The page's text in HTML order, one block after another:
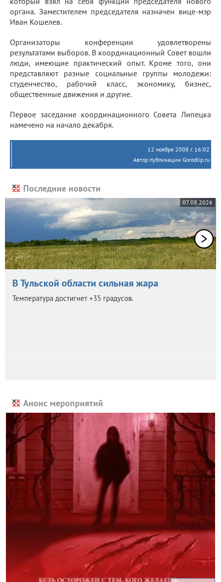
органа. Заместителем председателя назначен вице-мэр
Иван Кошелев.
Организаторы конференции удовлетворены
результатами выборов. В координационный Совет вошли
люди, имеющие практический опыт. Кроме того, они
представляют разные социальные группы молодежи:
студенчество, рабочий класс, экономику, бизнес,
общественные движения и другие.
Первое заседание координационного Совета Липецка
намечено на начало декабря.
12 ноября 2008 г. 16:02
Автор публикации Gorodlip.ru
Последние новости
07.08.2026
В Тульской области сильная жара
Температура достигнет +35 градусов.
Анонс мероприятий